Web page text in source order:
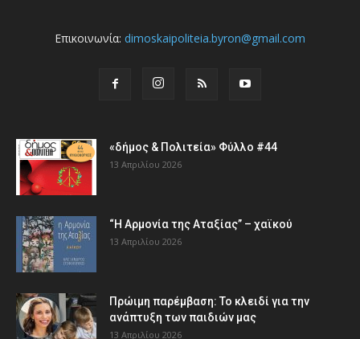
Επικοινωνία: dimoskaipoliteia.byron@gmail.com
«δήμος & Πολιτεία» Φύλλο #44
13 Απριλίου 2026
“Η Αρμονία της Αταξίας” – χαϊκού
13 Απριλίου 2026
Πρώιμη παρέμβαση: Το κλειδί για την
ανάπτυξη των παιδιών µας
13 Απριλίου 2026